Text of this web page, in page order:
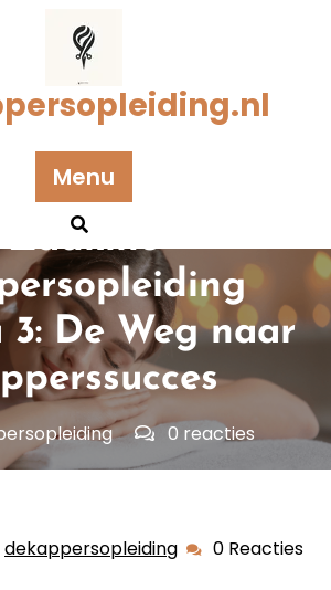
Menu
op 09 juni 2025
Zadkine
3: De Weg naar
0 reacties
>>kapper,niveau 3,zadkine
dekappersopleiding 0 Reacties